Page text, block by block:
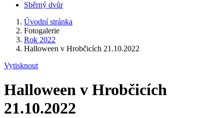
Sběrný dvůr
Úvodní stránka
Fotogalerie
Rok 2022
Halloween v Hrobčicích 21.10.2022
Vytisknout
Halloween v Hrobčicích
21.10.2022